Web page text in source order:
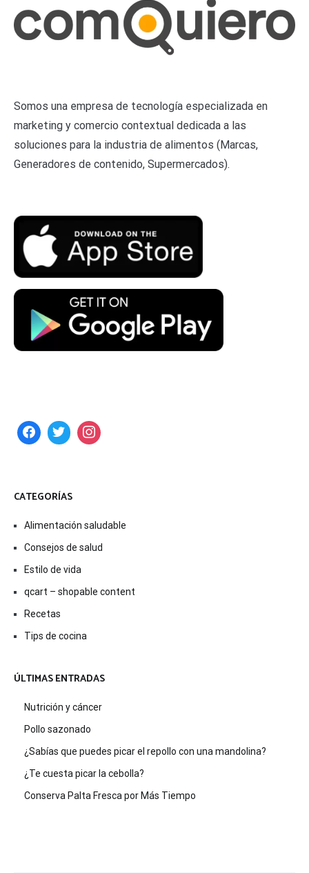
Somos una empresa de tecnología especializada en
marketing y comercio contextual dedicada a las
soluciones para la industria de alimentos (Marcas,
Generadores de contenido, Supermercados).
CATEGORÍAS
Alimentación saludable
Consejos de salud
Estilo de vida
qcart – shopable content
Recetas
Tips de cocina
ÚLTIMAS ENTRADAS
Nutrición y cáncer
Pollo sazonado
¿Sabías que puedes picar el repollo con una mandolina?
¿Te cuesta picar la cebolla?
Conserva Palta Fresca por Más Tiempo